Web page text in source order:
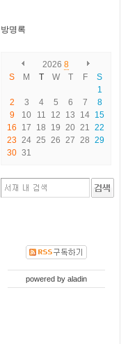
방명록
2026 8
S
M T W T F
S
1
2
3 4 5 6 7
8
9
10 11 12 13 14 15
16
17 18 19 20 21 22
23 24 25 26 27 28 29
30 31
powered by aladin